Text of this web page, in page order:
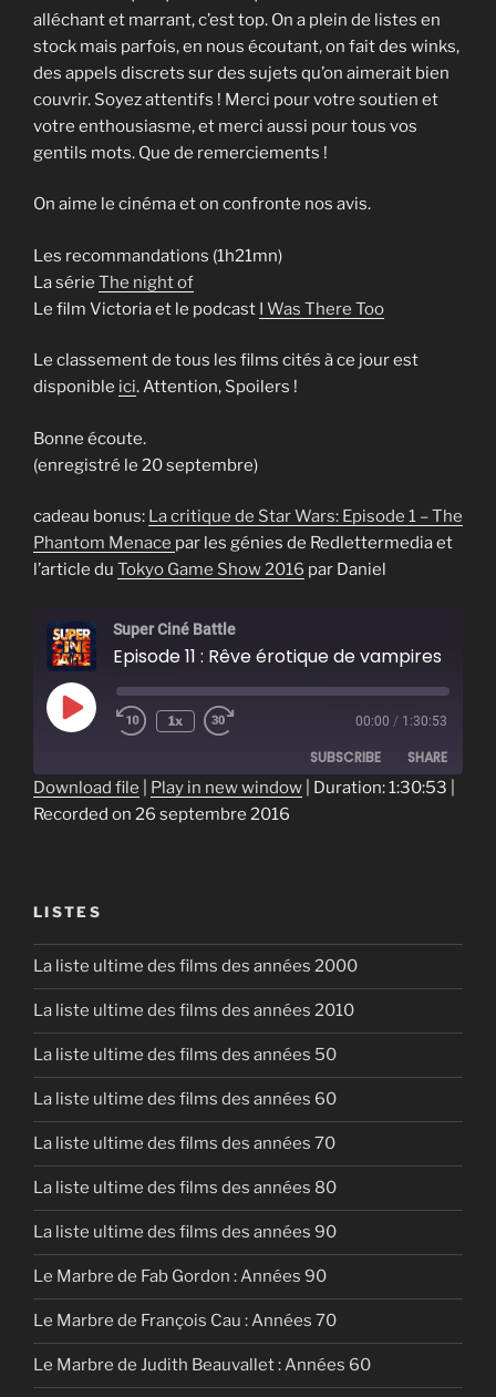
alléchant et marrant, c’est top. On a plein de listes en
stock mais parfois, en nous écoutant, on fait des winks,
des appels discrets sur des sujets qu’on aimerait bien
couvrir. Soyez attentifs ! Merci pour votre soutien et
votre enthousiasme, et merci aussi pour tous vos
gentils mots. Que de remerciements !
On aime le cinéma et on confronte nos avis.
Les recommandations (1h21mn)
La série The night of
Le film Victoria et le podcast I Was There Too
Le classement de tous les films cités à ce jour est
disponible ici. Attention, Spoilers !
Bonne écoute.
(enregistré le 20 septembre)
cadeau bonus: La critique de Star Wars: Episode 1 – The
Phantom Menace par les génies de Redlettermedia et
l’article du Tokyo Game Show 2016 par Daniel
Super Ciné Battle
Episode 11 : Rêve érotique de vampires
Play
Episode
1x 00:00 / 1:30:53
SUBSCRIBE SHARE
SHARE
EMBED
Download file Play in new window Duration: 1:30:53
Recorded on 26 septembre 2016
LISTES
La liste ultime des films des années 2000
La liste ultime des films des années 2010
La liste ultime des films des années 50
La liste ultime des films des années 60
La liste ultime des films des années 70
La liste ultime des films des années 80
La liste ultime des films des années 90
Le Marbre de Fab Gordon : Années 90
Le Marbre de François Cau : Années 70
Le Marbre de Judith Beauvallet : Années 60